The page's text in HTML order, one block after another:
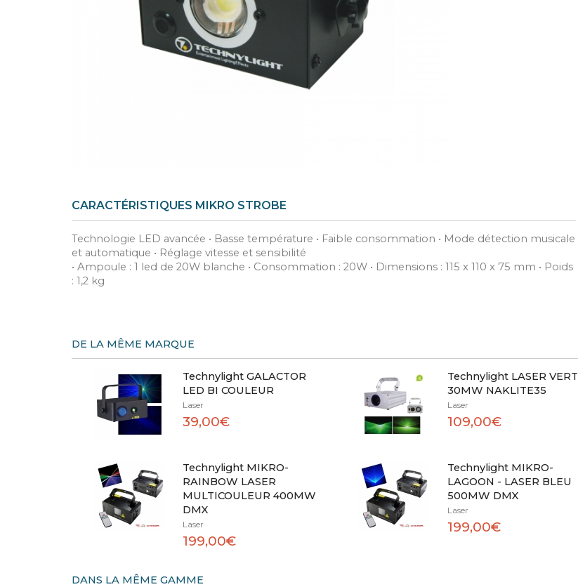
CARACTÉRISTIQUES MIKRO STROBE
Technologie LED avancée • Basse température • Faible consommation • Mode détection musicale
et automatique • Réglage vitesse et sensibilité
• Ampoule : 1 led de 20W blanche • Consommation : 20W • Dimensions : 115 x 110 x 75 mm • Poids
: 1,2 kg
DE LA MÊME MARQUE
Technylight GALACTOR
LED BI COULEUR
Laser
39,00€
Technylight LASER VERT
30MW NAKLITE35
Laser
109,00€
Technylight MIKRO-
RAINBOW LASER
MULTICOULEUR 400MW
DMX
Laser
199,00€
Technylight MIKRO-
LAGOON - LASER BLEU
500MW DMX
Laser
199,00€
DANS LA MÊME GAMME